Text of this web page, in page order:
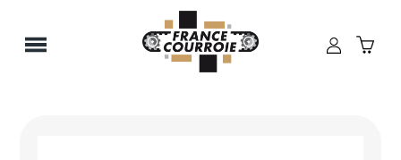
Panneau de gestion des cookies